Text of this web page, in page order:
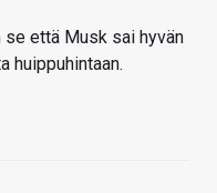
että Musk sai hyvän
huippuhintaan.